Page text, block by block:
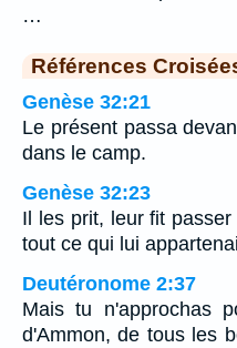
…
Références
Genèse 32:21
Le présent passa
dans le camp.
Genèse 32:23
Il les prit, leur fit
tout ce qui lui
Deutéronome 2:37
Mais tu n'approchas
d'Ammon, de tous les